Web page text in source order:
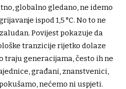
globalno gledano, ne idemo
ispod 1,5 °C. No to ne
Povijest pokazuje da
tranzicije rijetko dolaze
traju generacijama, često ih ne
građani, znanstvenici,
nećemo ni uspjeti.